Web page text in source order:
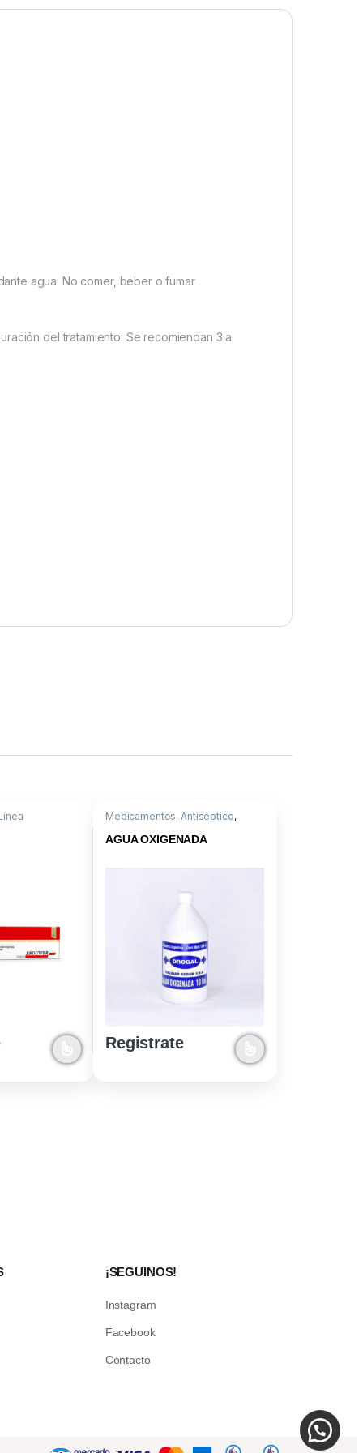
agua. No comer, beber o fumar
del tratamiento: Se recomiendan 3 a
Medicamentos,Antiséptico,
Descartables o Instrumental
AGUA OXIGENADA
Registrate
¡SEGUINOS!
Instagram
Facebook
Contacto